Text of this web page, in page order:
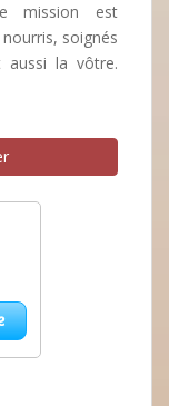
mission est
soignés
aussi la vôtre.